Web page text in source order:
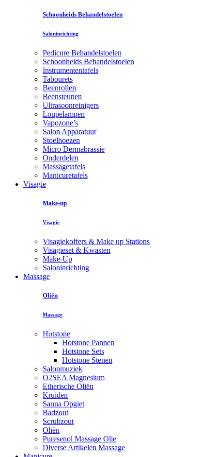
Schoonheids Behandelstoelen
Saloninrichting
Pedicure Behandelstoelen
Schoonheids Behandelstoelen
Instrumententafels
Tabourets
Beenrollen
Beensteunen
Ultrasoonreinigers
Loupelampen
Vapozone’s
Salon Apparatuur
Stoelhoezen
Micro Dermabrassie
Onderdelen
Massagetafels
Manicuretafels
Visagie
Make-up
Visagie
Visagiekoffers & Make up Stations
Visagieset & Kwasten
Make-Up
Saloninrichting
Massage
Oliën
Massage
Hotstone
Hotstone Pannen
Hotstone Sets
Hotstone Stenen
Salonmuziek
O2SEA Magnesium
Etherische Oliën
Kruiden
Sauna Opgiet
Badzout
Scrubzout
Oliën
Puresenol Massage Olie
Diverse Artikelen Massage